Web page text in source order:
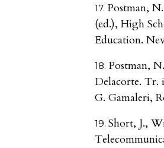
Postman,
(ed.), High
Education.
Postman,
Delacorte. Tr.
G. Gamaleri,
Short, J.,